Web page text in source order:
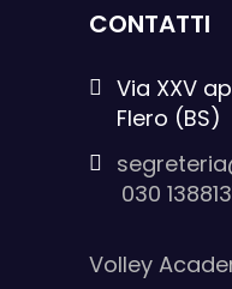
CONTATTI
Via XXV
Flero (BS)
030
Volley